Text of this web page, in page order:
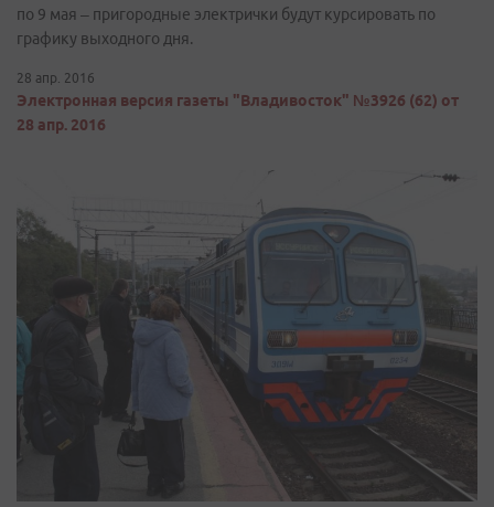
по 9 мая – пригородные электрички будут курсировать по
графику выходного дня.
28 апр. 2016
Электронная версия газеты "Владивосток" №3926 (62) от
28 апр. 2016